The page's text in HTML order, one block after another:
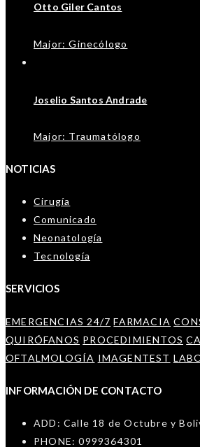
Otto Giler Cantos
Major: Ginecólogo
Joselio Santos Andrade
Major: Traumatólogo
NOTICIAS
Cirugía
Comunicado
Neonatología
Tecnología
SERVICIOS
EMERGENCIAS 24/7 FARMACIA
QUIRÓFANOS PROCEDIMIENTOS
OFTALMOLOGÍA IMAGENTEST
INFORMACIÓN DE CONTACTO
ADD: Calle 18 de Octubre y
PHONE: 0999364301